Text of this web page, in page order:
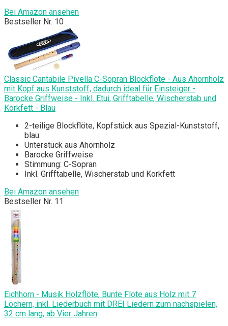
Bei Amazon ansehen
Bestseller Nr. 10
Classic Cantabile Pivella C-Sopran Blockflöte - Aus Ahornholz
mit Kopf aus Kunststoff, dadurch ideal für Einsteiger -
Barocke Griffweise - Inkl. Etui, Grifftabelle, Wischerstab und
Korkfett - Blau
2-teilige Blockflöte, Kopfstück aus Spezial-Kunststoff,
blau
Unterstück aus Ahornholz
Barocke Griffweise
Stimmung: C-Sopran
Inkl. Grifftabelle, Wischerstab und Korkfett
Bei Amazon ansehen
Bestseller Nr. 11
Eichhorn - Musik Holzflöte, Bunte Flöte aus Holz mit 7
Löchern, inkl. Liederbuch mit DREI Liedern zum nachspielen,
32 cm lang, ab Vier Jahren